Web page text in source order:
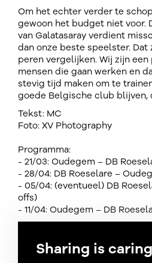
Om het echter verder te
gewoon het budget niet voor.
van Galatasaray verdient
dan onze beste speelster.
peren vergelijken. Wij zijn
mensen die gaan werken en
stevig tijd maken om te
goede Belgische club blijven,
Tekst: MC
Foto: XV Photography
Programma:
- 21/03: Oudegem – DB
- 28/04: DB Roeselare –
- 05/04: (eventueel) DB
offs)
- 11/04: Oudegem – DB
Sharing is caring